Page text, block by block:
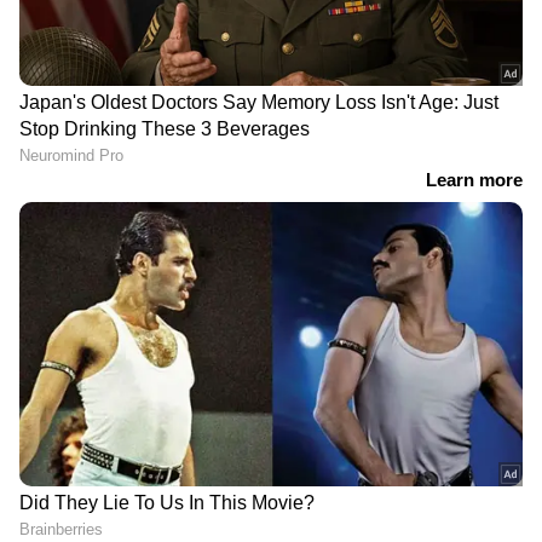
ഹോണ്ടയുടെ ഫ്ലക്സ് ഫ്യുവല്‍ മോട്ടോര്‍
സൈക്കിള്‍ എത്തിയാല്‍ ഫ്ലെക്‌സ്-ഫ്യുവൽ
DOWNLOAD APP